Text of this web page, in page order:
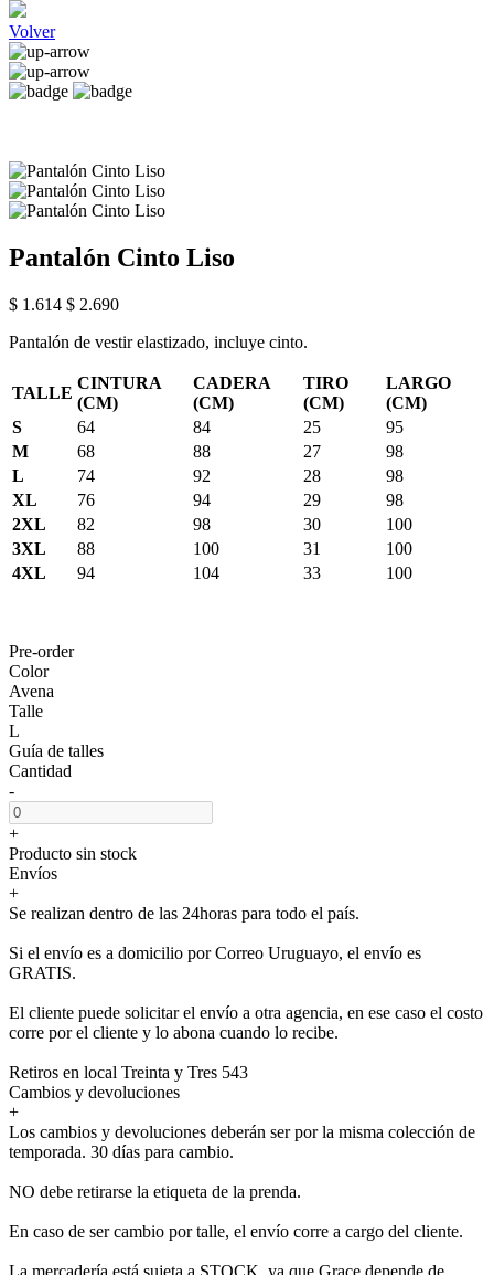
Volver
Pantalón Cinto Liso
$ 1.614 $ 2.690
Pantalón de vestir elastizado, incluye cinto.
TALLE
CINTURA
(CM)
CADERA
(CM)
TIRO
(CM)
LARGO
(CM)
S
64 84 25
95
M
68 88 27
98
L
74 92 28
98
XL
76 94 29
98
2XL
82 98 30
100
3XL
88 100 31
100
4XL
94 104 33 100
Pre-order
Color
Avena
Talle
L
Guía de talles
Cantidad
-
+
Producto sin stock
Envíos
+
Se realizan dentro de las 24horas para todo el país.
Si el envío es a domicilio por Correo Uruguayo, el envío es
GRATIS.
El cliente puede solicitar el envío a otra agencia, en ese caso el costo
corre por el cliente y lo abona cuando lo recibe.
Retiros en local Treinta y Tres 543
Cambios y devoluciones
+
Los cambios y devoluciones deberán ser por la misma colección de
temporada. 30 días para cambio.
NO debe retirarse la etiqueta de la prenda.
En caso de ser cambio por talle, el envío corre a cargo del cliente.
La mercadería está sujeta a STOCK, ya que Grace depende de